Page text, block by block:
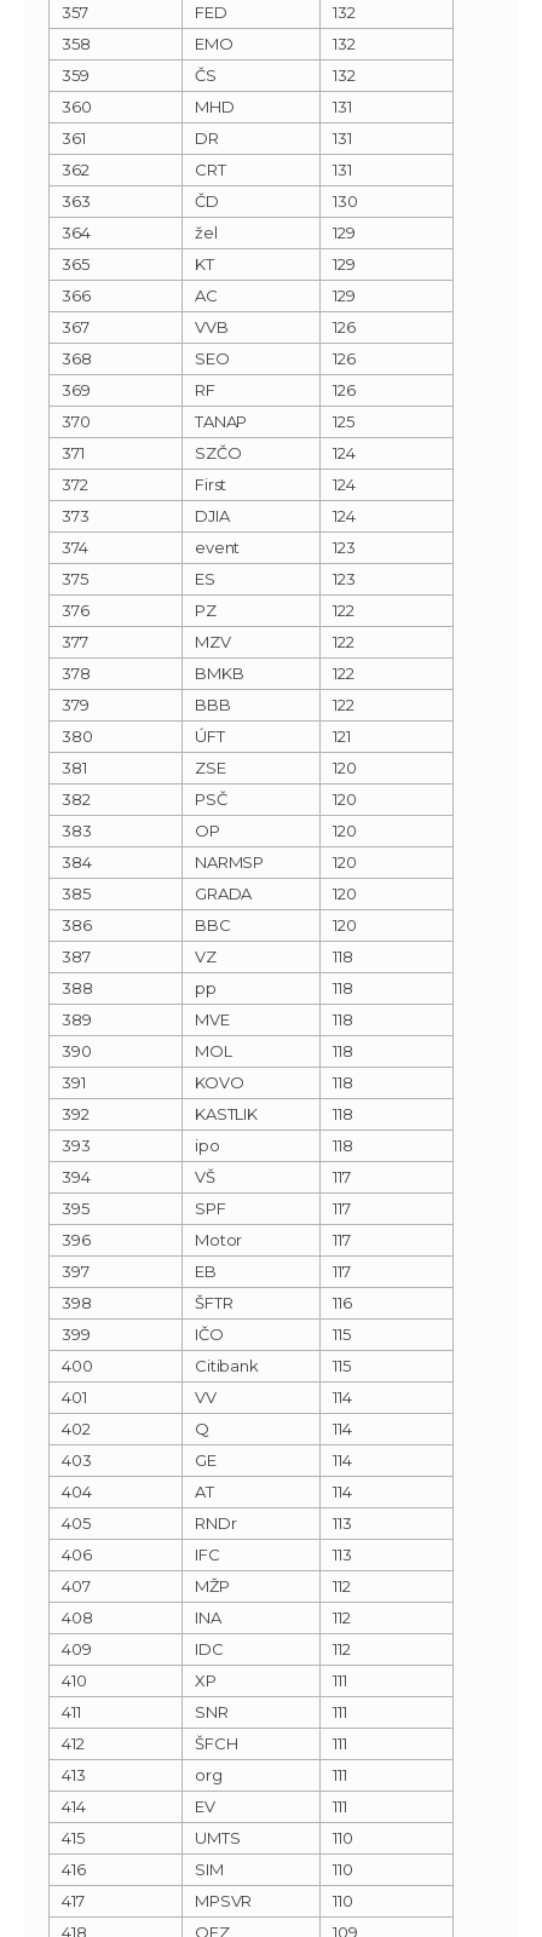
357
FED
132
358
EMO
132
359
ČS
132
360
MHD
131
361
DR
131
362
CRT
131
363
ČD
130
364
žel
129
365
KT
129
366
AC
129
367
VVB
126
368
SEO
126
369
RF
126
370
TANAP
125
371
SZČO
124
372
First
124
373
DJIA
124
374
event
123
375
ES
123
376
PZ
122
377
MZV
122
378
BMKB
122
379
BBB
122
380
ÚFT
121
381
ZSE
120
382
PSČ
120
383
OP
120
384
NARMSP
120
385
GRADA
120
386
BBC
120
387
VZ
118
388
pp
118
389
MVE
118
390
MOL
118
391
KOVO
118
392
KASTLIK
118
393
ipo
118
394
VŠ
117
395
SPF
117
396
Motor
117
397
EB
117
398
ŠFTR
116
399
IČO
115
400
Citibank
115
401
VV
114
402
Q
114
403
GE
114
404
AT
114
405
RNDr
113
406
IFC
113
407
MŽP
112
408
INA
112
409
IDC
112
410
XP
111
411
SNR
111
412
ŠFCH
111
413
org
111
414
EV
111
415
UMTS
110
416
SIM
110
417
MPSVR
110
418
OFZ 109